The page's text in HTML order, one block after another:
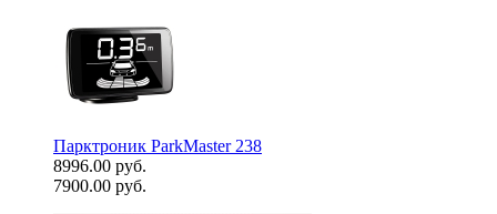
Парктроник ParkMaster 238
8996.00 руб.
7900.00 руб.